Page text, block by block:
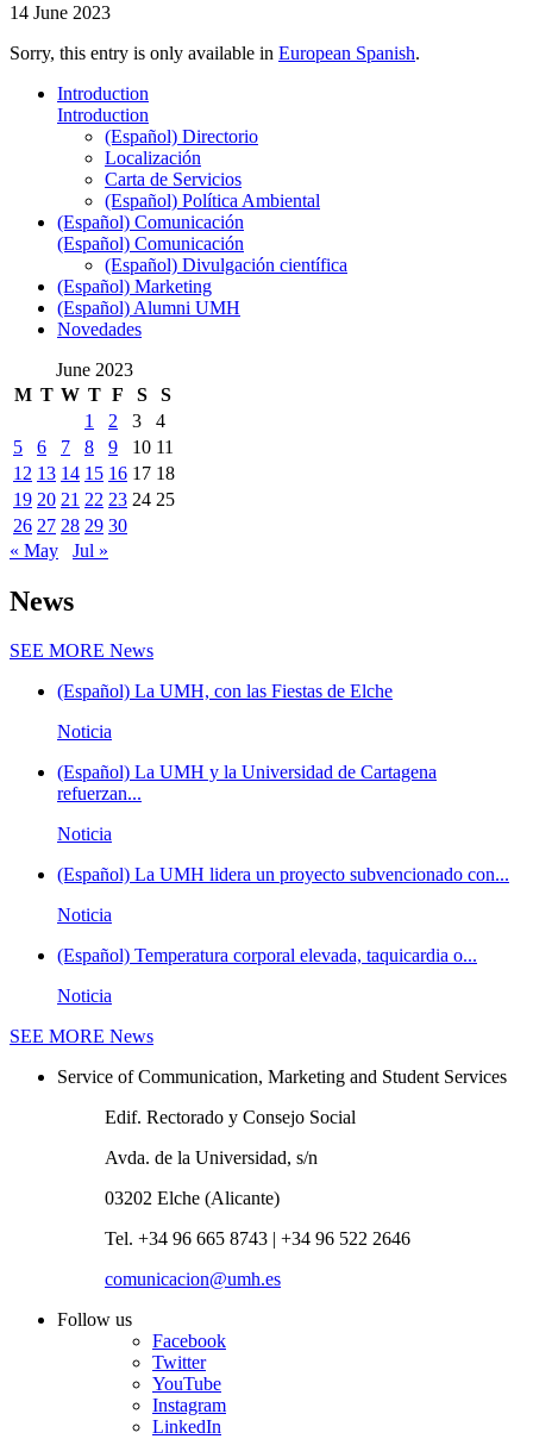
14 June 2023
Sorry, this entry is only available in European Spanish.
Introduction
Introduction
(Español) Directorio
Localización
Carta de Servicios
(Español) Política Ambiental
(Español) Comunicación
(Español) Comunicación
(Español) Divulgación científica
(Español) Marketing
(Español) Alumni UMH
Novedades
June 2023
M T W T F S
S
1
2 3
4
5
6 7 8 9 10 11
12 13 14 15 16 17 18
19 20 21 22 23 24 25
26 27 28 29 30
« May
Jul »
News
SEE MORE News
(Español) La UMH, con las Fiestas de Elche
Noticia
(Español) La UMH y la Universidad de Cartagena
refuerzan...
Noticia
(Español) La UMH lidera un proyecto subvencionado con...
Noticia
(Español) Temperatura corporal elevada, taquicardia o...
Noticia
SEE MORE News
Service of Communication, Marketing and Student Services
Edif. Rectorado y Consejo Social
Avda. de la Universidad, s/n
03202 Elche (Alicante)
Tel. +34 96 665 8743 | +34 96 522 2646
comunicacion@umh.es
Follow us
Facebook
Twitter
YouTube
Instagram
LinkedIn